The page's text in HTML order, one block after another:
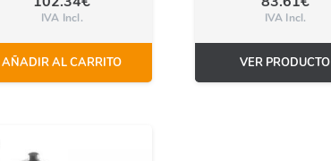
IVA Incl.
AÑADIR AL CARRITO
IVA Incl.
VER PRODUCTO